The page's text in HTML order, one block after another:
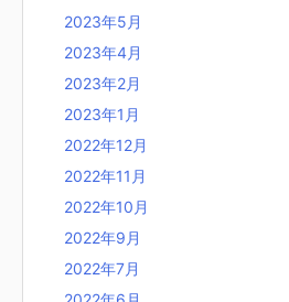
2023年5月
2023年4月
2023年2月
2023年1月
2022年12月
2022年11月
2022年10月
2022年9月
2022年7月